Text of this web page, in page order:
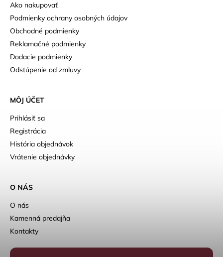
Ako nakupovať
Podmienky ochrany osobných údajov
Obchodné podmienky
Reklamačné podmienky
Dodacie podmienky
Odstúpenie od zmluvy
MÔJ ÚČET
Prihlásiť sa
Registrácia
História objednávok
Vrátenie objednávky
O NÁS
O nás
Kamenná predajňa
Kontakty